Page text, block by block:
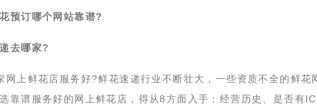
预订哪个网站靠谱?
去哪家?
网上鲜花店服务好?鲜花速递行业不断壮大，一些资质不全的鲜花
靠谱服务好的网上鲜花店，得从8方面入手：经营历史、是否有